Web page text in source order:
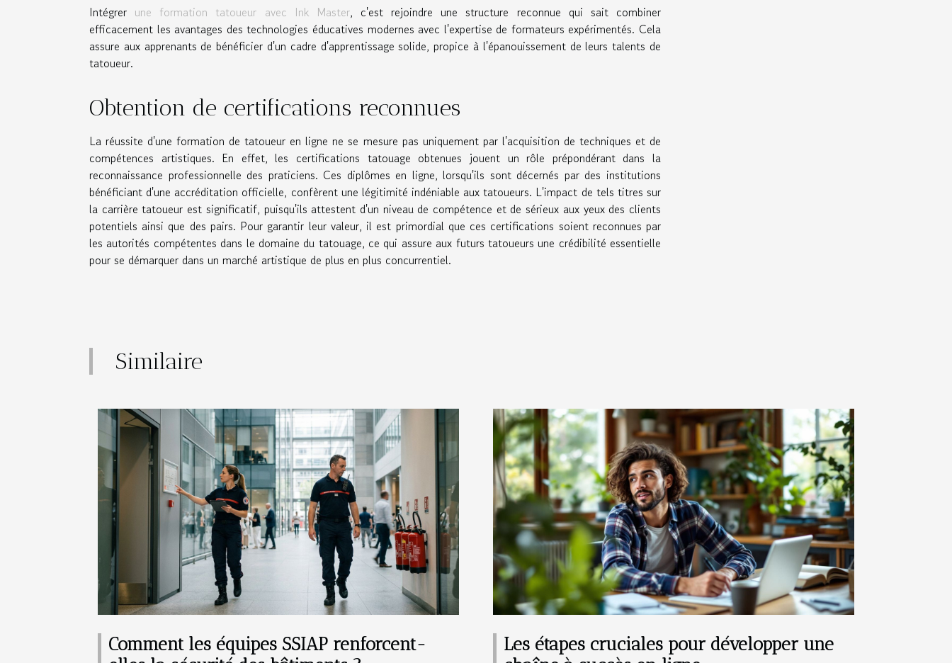
Intégrer une formation tatoueur avec Ink Master, c'est rejoindre une structure reconnue qui sait combiner
efficacement les avantages des technologies éducatives modernes avec l'expertise de formateurs expérimentés. Cela
assure aux apprenants de bénéficier d'un cadre d'apprentissage solide, propice à l'épanouissement de leurs talents de
tatoueur.
Obtention de certifications reconnues
La réussite d'une formation de tatoueur en ligne ne se mesure pas uniquement par l'acquisition de techniques et de
compétences artistiques. En effet, les certifications tatouage obtenues jouent un rôle prépondérant dans la
reconnaissance professionnelle des praticiens. Ces diplômes en ligne, lorsqu'ils sont décernés par des institutions
bénéficiant d'une accréditation officielle, confèrent une légitimité indéniable aux tatoueurs. L'impact de tels titres sur
la carrière tatoueur est significatif, puisqu'ils attestent d'un niveau de compétence et de sérieux aux yeux des clients
potentiels ainsi que des pairs. Pour garantir leur valeur, il est primordial que ces certifications soient reconnues par
les autorités compétentes dans le domaine du tatouage, ce qui assure aux futurs tatoueurs une crédibilité essentielle
pour se démarquer dans un marché artistique de plus en plus concurrentiel.
Similaire
Comment les équipes SSIAP renforcent-
Les étapes cruciales pour développer une